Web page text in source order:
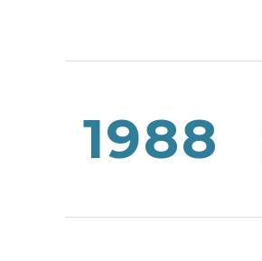
1988